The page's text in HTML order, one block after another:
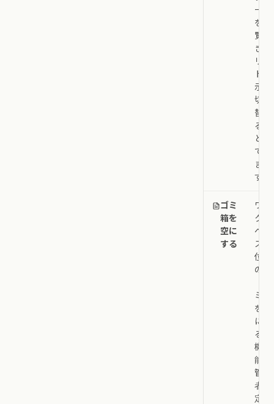
ータ
を一
覧で
きる
リス
ト表
示を
切り
替え
るこ
とが
でき
ま
す。
ゴミ
箱を
空に
する
ワー
クス
ペー
ス単
位で
の
ミ箱
を空
にす
る」
機
能、
管理
者限
定の